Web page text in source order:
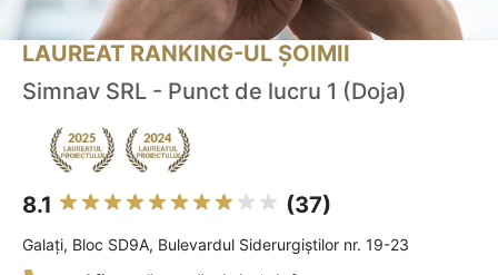
LAUREAT RANKING-UL ȘOIMII
Simnav SRL - Punct de lucru 1 (Doja)
8.1 (37)
Galaţi, Bloc SD9A, Bulevardul Siderurgiștilor nr. 19-23